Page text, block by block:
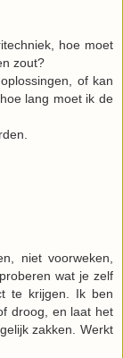
hoe moet
zout?
of kan
lang moet ik de
niet voorweken,
wat je zelf
te krijgen. Ik ben
droog, en laat het
zakken. Werkt